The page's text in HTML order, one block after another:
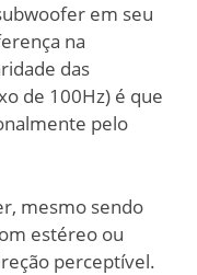
em seu
na
das
de 100Hz) é que
pelo
mesmo sendo
estéreo ou
perceptível.